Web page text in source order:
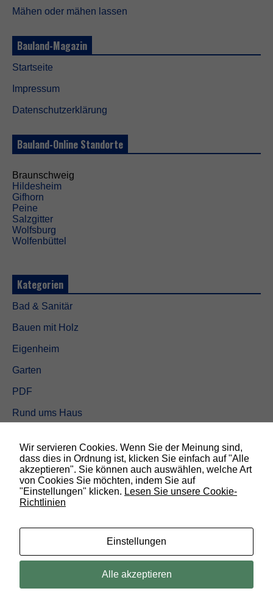
Mähen oder mähen lassen
Bauland-Magazin
Startseite
Impressum
Datenschutzerklärung
Bauland-Online Standorte
Braunschweig
Hildesheim
Gifhorn
Peine
Salzgitter
Wolfsburg
Wolfenbüttel
Kategorien
Bad & Sanitär
Bauen mit Holz
Eigenheim
Garten
PDF
Rund ums Haus
Sicherheit
SUCHEN
© 2019 Bauland Magazin Braunschweig, Peine & Wolfsburg. All rights
Wir servieren Cookies. Wenn Sie der Meinung sind,
dass dies in Ordnung ist, klicken Sie einfach auf "Alle
akzeptieren". Sie können auch auswählen, welche Art
von Cookies Sie möchten, indem Sie auf
"Einstellungen" klicken. Lesen Sie unsere Cookie-
Richtlinien
Einstellungen
Alle akzeptieren
t
w
e
n
d
i
g